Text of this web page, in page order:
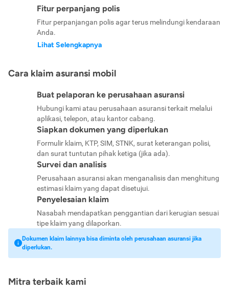
Fitur perpanjang polis
Fitur perpanjangan polis agar terus melindungi kendaraan
Anda.
Lihat Selengkapnya
Cara klaim asuransi mobil
Buat pelaporan ke perusahaan asuransi
Hubungi kami atau perusahaan asuransi terkait melalui
aplikasi, telepon, atau kantor cabang.
Siapkan dokumen yang diperlukan
Formulir klaim, KTP, SIM, STNK, surat keterangan polisi,
dan surat tuntutan pihak ketiga (jika ada).
Survei dan analisis
Perusahaan asuransi akan menganalisis dan menghitung
estimasi klaim yang dapat disetujui.
Penyelesaian klaim
Nasabah mendapatkan penggantian dari kerugian sesuai
tipe klaim yang dilaporkan.
Dokumen klaim lainnya bisa diminta oleh perusahaan asuransi jika
diperlukan.
Mitra terbaik kami